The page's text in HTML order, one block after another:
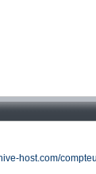
host.com/